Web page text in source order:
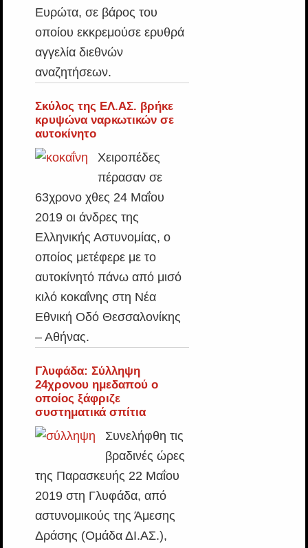
Ευρώτα, σε βάρος του
οποίου εκκρεμούσε ερυθρά
αγγελία διεθνών
αναζητήσεων.
Σκύλος της ΕΛ.ΑΣ. βρήκε
κρυψώνα ναρκωτικών σε
αυτοκίνητο
Χειροπέδες
πέρασαν σε
63χρονο χθες 24 Μαΐου
2019 οι άνδρες της
Ελληνικής Αστυνομίας, ο
οποίος μετέφερε με το
αυτοκίνητό πάνω από μισό
κιλό κοκαΐνης στη Νέα
Εθνική Οδό Θεσσαλονίκης
– Αθήνας.
Γλυφάδα: Σύλληψη
24χρονου ημεδαπού ο
οποίος ξάφριζε
συστηματικά σπίτια
Συνελήφθη τις
βραδινές ώρες
της Παρασκευής 22 Μαΐου
2019 στη Γλυφάδα, από
αστυνομικούς της Άμεσης
Δράσης (Ομάδα ΔΙ.ΑΣ.),